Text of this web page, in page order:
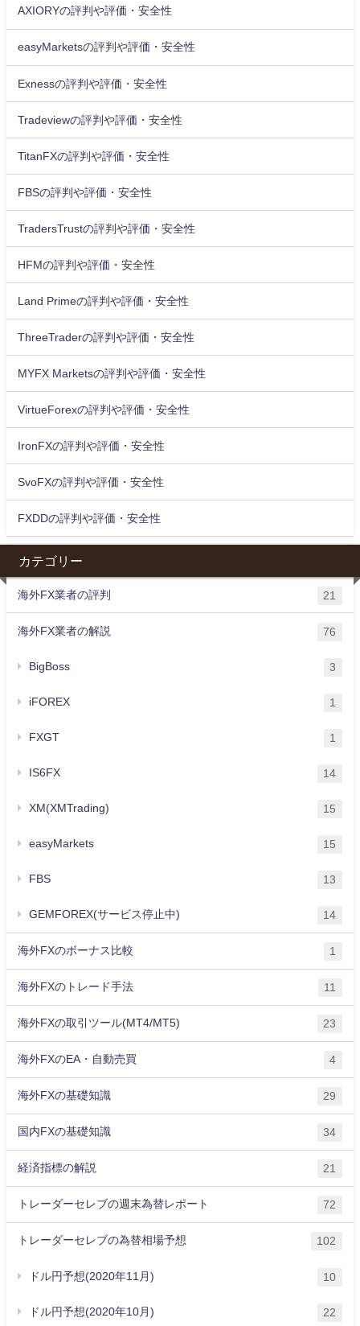
AXIORYの評判や評価・安全性
easyMarketsの評判や評価・安全性
Exnessの評判や評価・安全性
Tradeviewの評判や評価・安全性
TitanFXの評判や評価・安全性
FBSの評判や評価・安全性
TradersTrustの評判や評価・安全性
HFMの評判や評価・安全性
Land Primeの評判や評価・安全性
ThreeTraderの評判や評価・安全性
MYFX Marketsの評判や評価・安全性
VirtueForexの評判や評価・安全性
IronFXの評判や評価・安全性
SvoFXの評判や評価・安全性
FXDDの評判や評価・安全性
カテゴリー
海外FX業者の評判 21
海外FX業者の解説 76
BigBoss 3
iFOREX 1
FXGT 1
IS6FX 14
XM(XMTrading) 15
easyMarkets 15
FBS 13
GEMFOREX(サービス停止中) 14
海外FXのボーナス比較 1
海外FXのトレード手法 11
海外FXの取引ツール(MT4/MT5) 23
海外FXのEA・自動売買 4
海外FXの基礎知識 29
国内FXの基礎知識 34
経済指標の解説 21
トレーダーセレブの週末為替レポート 72
トレーダーセレブの為替相場予想 102
ドル円予想(2020年11月) 10
ドル円予想(2020年10月) 22